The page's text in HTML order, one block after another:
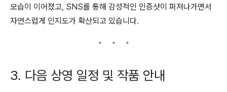
모습이 이어졌고, SNS를 통해 감성적인 인증샷이 퍼져나가면서
자연스럽게 인지도가 확산되고 있습니다.
3. 다음 상영 일정 및 작품 안내